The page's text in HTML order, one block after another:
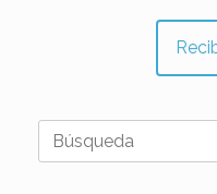
Buscar: